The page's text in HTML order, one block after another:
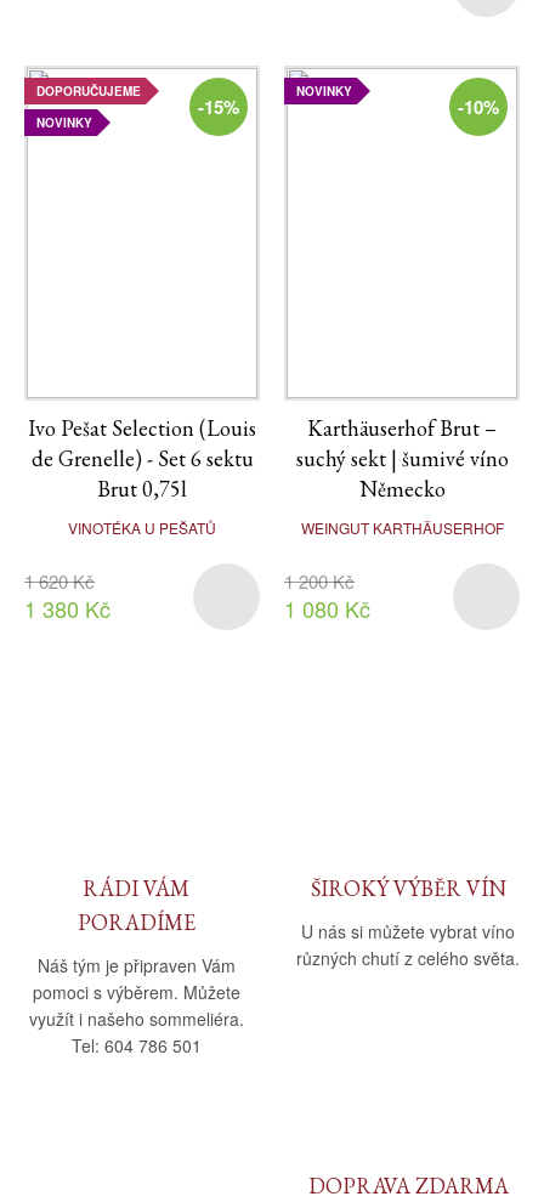
DOPORUČUJEME
NOVINKY
-15%
Ivo Pešat Selection (Louis
de Grenelle) - Set 6 sektu
Brut 0,75l
VINOTÉKA U PEŠATŮ
1 620 Kč
1 380 Kč
NOVINKY
-10%
Karthäuserhof Brut –
suchý sekt | šumivé víno
Německo
WEINGUT KARTHÄUSERHOF
1 200 Kč
1 080 Kč
RÁDI VÁM
PORADÍME
Náš tým je připraven Vám
pomoci s výběrem. Můžete
využít i našeho sommeliéra.
Tel: 604 786 501
ŠIROKÝ VÝBĚR VÍN
U nás si můžete vybrat víno
různých chutí z celého světa.
DOPRAVA ZDARMA